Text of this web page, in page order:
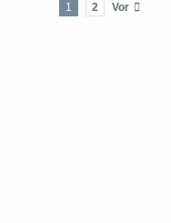
1 2 Vor